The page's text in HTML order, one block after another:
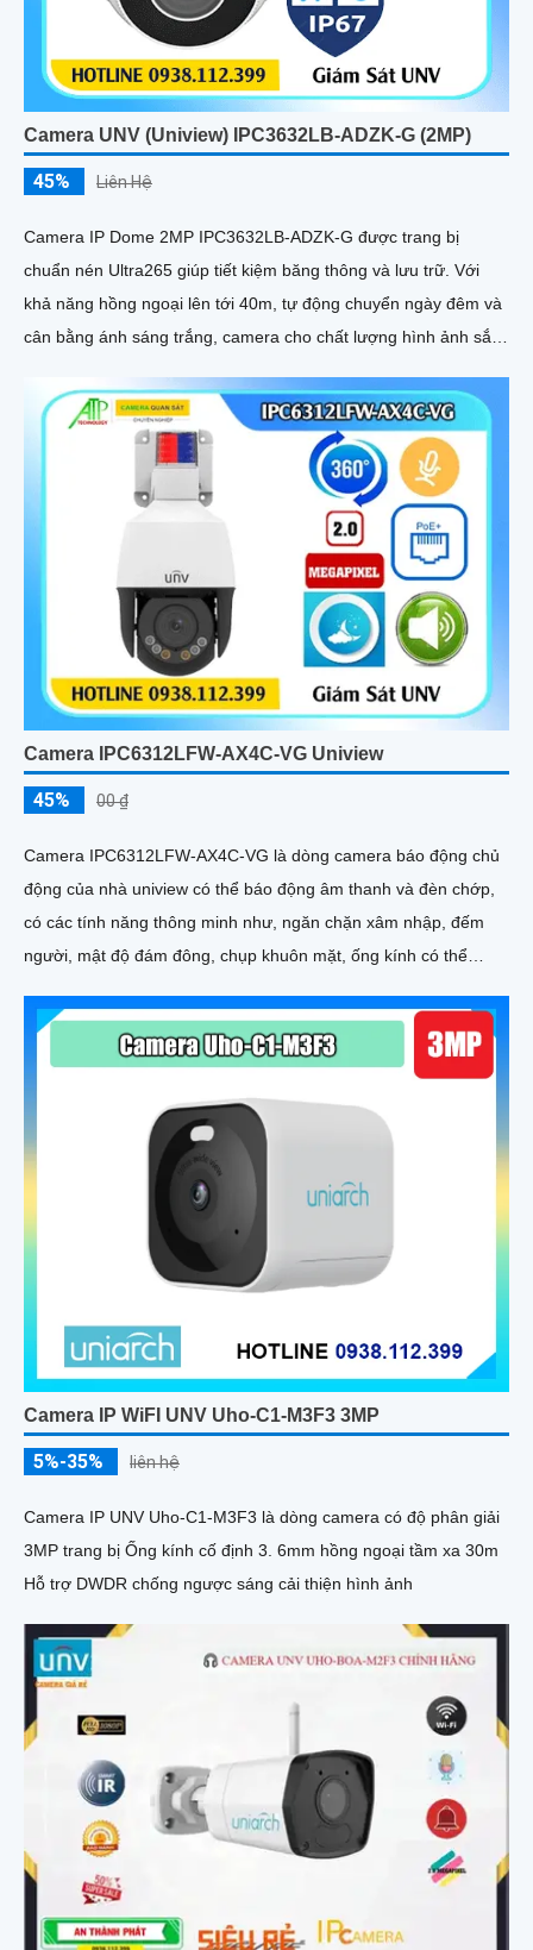
Camera UNV (Uniview) IPC3632LB-ADZK-G (2MP)
45% Liên Hệ
Camera IP Dome 2MP IPC3632LB-ADZK-G được trang bị
chuẩn nén Ultra265 giúp tiết kiệm băng thông và lưu trữ. Với
khả năng hồng ngoại lên tới 40m, tự động chuyển ngày đêm và
cân bằng ánh sáng trắng, camera cho chất lượng hình ảnh sắc
Camera IPC6312LFW-AX4C-VG Uniview
45% 00 ₫
Camera IPC6312LFW-AX4C-VG là dòng camera báo động chủ
động của nhà uniview có thể báo động âm thanh và đèn chớp,
có các tính năng thông minh như, ngăn chặn xâm nhập, đếm
người, mật độ đám đông, chụp khuôn mặt, ống kính có thể
Camera IP WiFI UNV Uho-C1-M3F3 3MP
5%-35% liên hệ
Camera IP UNV Uho-C1-M3F3 là dòng camera có độ phân giải
3MP trang bị Ống kính cố định 3. 6mm hồng ngoại tầm xa 30m
Hỗ trợ DWDR chống ngược sáng cải thiện hình ảnh